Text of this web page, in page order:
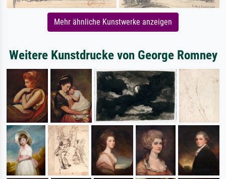
Mehr ähnliche Kunstwerke anzeigen
Weitere Kunstdrucke von George Romney